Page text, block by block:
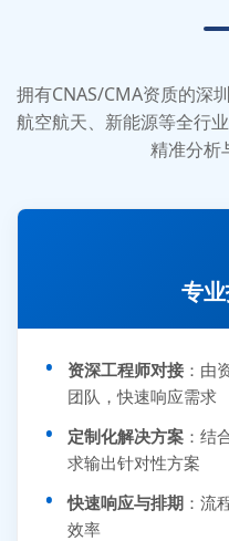
拥有CNAS/CMA资质的深
航空航天、新能源等全行
精准分析
专
资深工程师对接 ：由
团队，快速响应需求
定制化解决方案 ：结
求输出针对性方案
快速响应与排期 ：流
效率